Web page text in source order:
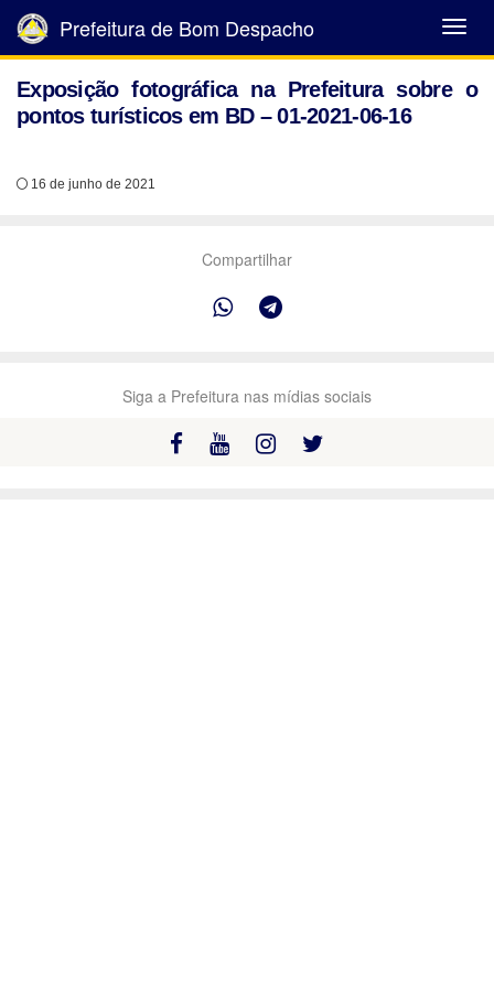
Abrir
Menu
Prefeitura de Bom Despacho
Exposição fotográfica na Prefeitura sobre o
pontos turísticos em BD – 01-2021-06-16
16 de junho de 2021
Compartilhar
Siga a Prefeitura nas mídias sociais